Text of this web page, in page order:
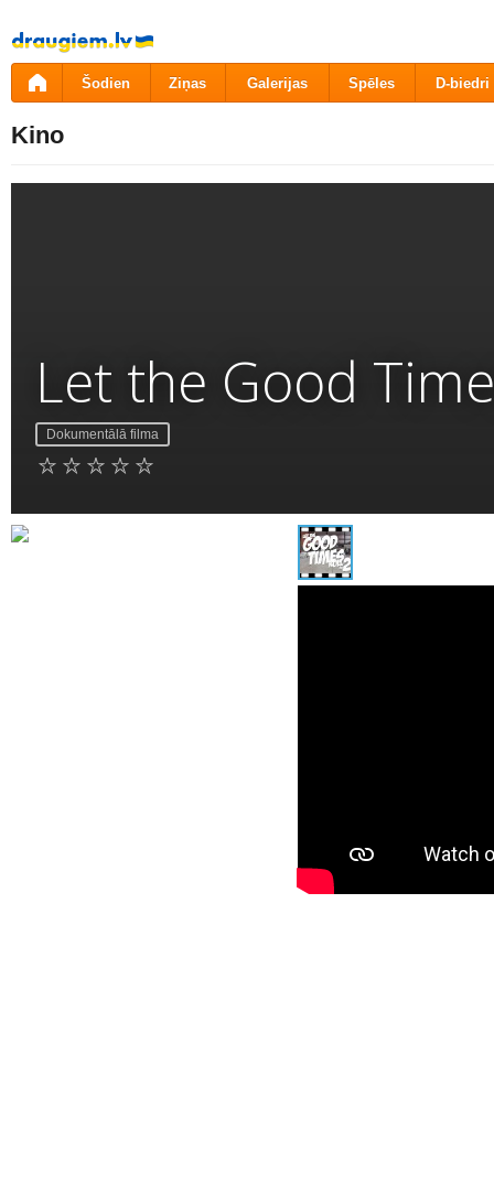
Pāriet
uz
saturu
Šodien Ziņas Galerijas Spēles D-biedri
Kino
Let the Good
Dokumentālā filma